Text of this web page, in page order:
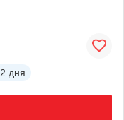
2 дня